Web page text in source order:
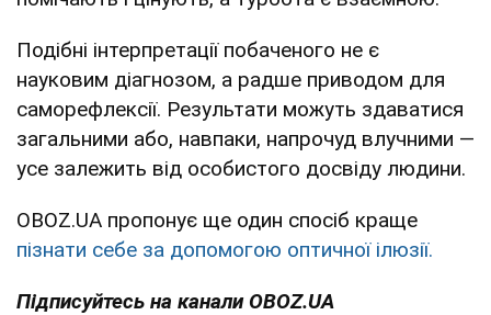
Подібні інтерпретації побаченого не є
науковим діагнозом, а радше приводом для
саморефлексії. Результати можуть здаватися
загальними або, навпаки, напрочуд влучними —
усе залежить від особистого досвіду людини.
OBOZ.UA пропонує ще один спосіб краще
пізнати себе за допомогою оптичної ілюзії.
Підписуйтесь на канали OBOZ.UA